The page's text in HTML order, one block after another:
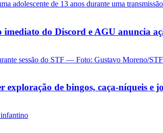
imediato do Discord e AGU anuncia
exploração de bingos, caça-níqueis e